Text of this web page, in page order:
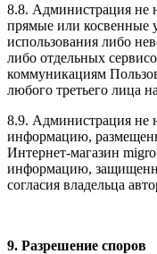
8.8. Администрация не
прямые или косвенные
использования либо
либо отдельных
коммуникациям
любого третьего лица
8.9. Администрация не
информацию,
Интернет-магазин
информацию,
согласия владельца
9. Разрешение споров